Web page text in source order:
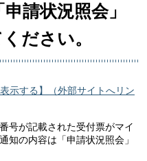
請状況照会」
ださい。
示する】（外部サイトへリン
号が記載された受付票がマイ
知の内容は「申請状況照会」